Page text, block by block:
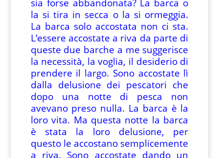
sia forse abbandonata? La barca o
la si tira in secca o la si ormeggia.
La barca solo accostata non ci sta.
L’essere accostate a riva da parte di
queste due barche a me suggerisce
la necessità, la voglia, il desiderio di
prendere il largo. Sono accostate lì
dalla delusione dei pescatori che
dopo una notte di pesca non
avevano preso nulla. La barca è la
loro vita. Ma questa notte la barca
è stata la loro delusione, per
questo le accostano semplicemente
a riva. Sono accostate dando un